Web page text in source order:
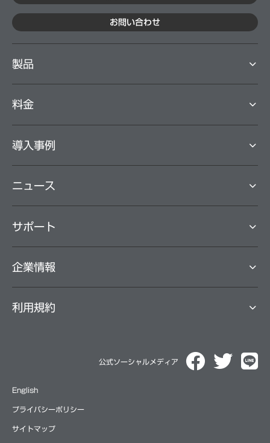
お問い合わせ
製品
料⾦
導⼊事例
ニュース
サポート
企業情報
利用規約
公式ソーシャルメディア
English
プライバシーポリシー
サイトマップ